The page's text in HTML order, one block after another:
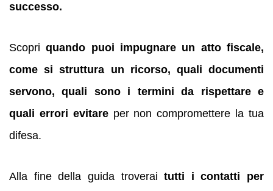
successo.
Scopriquando puoi impugnare un atto fiscale,
come si struttura un ricorso, quali documenti
servono, quali sono i termini da rispettare e
quali errori evitareper non compromettere la tua
difesa.
Alla fine della guida troveraitutti i contatti per